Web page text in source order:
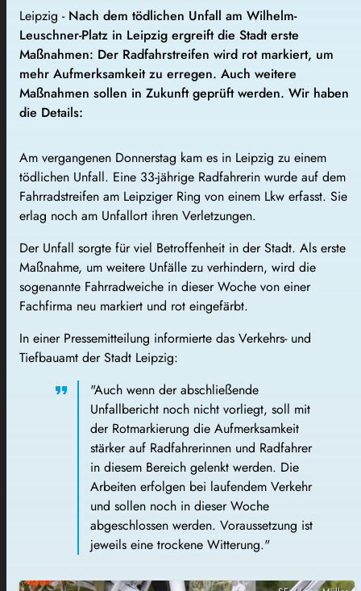
Leipzig - Nach dem tödlichen Unfall am Wilhelm-
Leuschner-Platz in Leipzig ergreift die Stadt erste
Maßnahmen: Der Radfahrstreifen wird rot markiert, um
mehr Aufmerksamkeit zu erregen. Auch weitere
Maßnahmen sollen in Zukunft geprüft werden. Wir haben
die Details:
Am vergangenen Donnerstag kam es in Leipzig zu einem
tödlichen Unfall. Eine 33-jährige Radfahrerin wurde auf dem
Fahrradstreifen am Leipziger Ring von einem Lkw erfasst. Sie
erlag noch am Unfallort ihren Verletzungen.
Der Unfall sorgte für viel Betroffenheit in der Stadt. Als erste
Maßnahme, um weitere Unfälle zu verhindern, wird die
sogenannte Fahrradweiche in dieser Woche von einer
Fachfirma neu markiert und rot eingefärbt.
In einer Pressemitteilung informierte das Verkehrs- und
Tiefbauamt der Stadt Leipzig:
"Auch wenn der abschließende
Unfallbericht noch nicht vorliegt, soll mit
der Rotmarkierung die Aufmerksamkeit
stärker auf Radfahrerinnen und Radfahrer
in diesem Bereich gelenkt werden. Die
Arbeiten erfolgen bei laufendem Verkehr
und sollen noch in dieser Woche
abgeschlossen werden. Voraussetzung ist
jeweils eine trockene Witterung."